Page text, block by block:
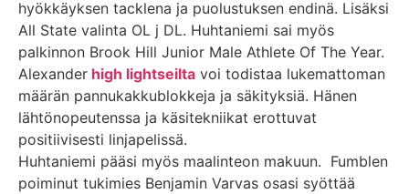
hyökkäyksen tacklena ja puolustuksen endinä. Lisäksi
All State valinta OL j DL. Huhtaniemi sai myös
palkinnon Brook Hill Junior Male Athlete Of The Year.
Alexander high lightseilta voi todistaa lukemattoman
määrän pannukakkublokkeja ja säkityksiä. Hänen
lähtönopeutenssa ja käsitekniikat erottuvat
positiivisesti linjapelissä.
Huhtaniemi pääsi myös maalinteon makuun. Fumblen
poiminut tukimies Benjamin Varvas osasi syöttää